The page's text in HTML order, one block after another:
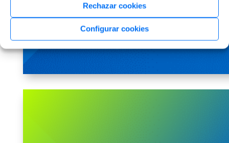
Rechazar cookies
Configurar cookies